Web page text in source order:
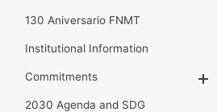
130 Aniversario FNMT
Institutional Information
Commitments
2030 Agenda and SDG